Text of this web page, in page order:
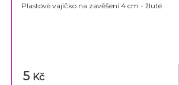
Plastové vajíčko na zavěšení 4 cm - žluté
5 Kč